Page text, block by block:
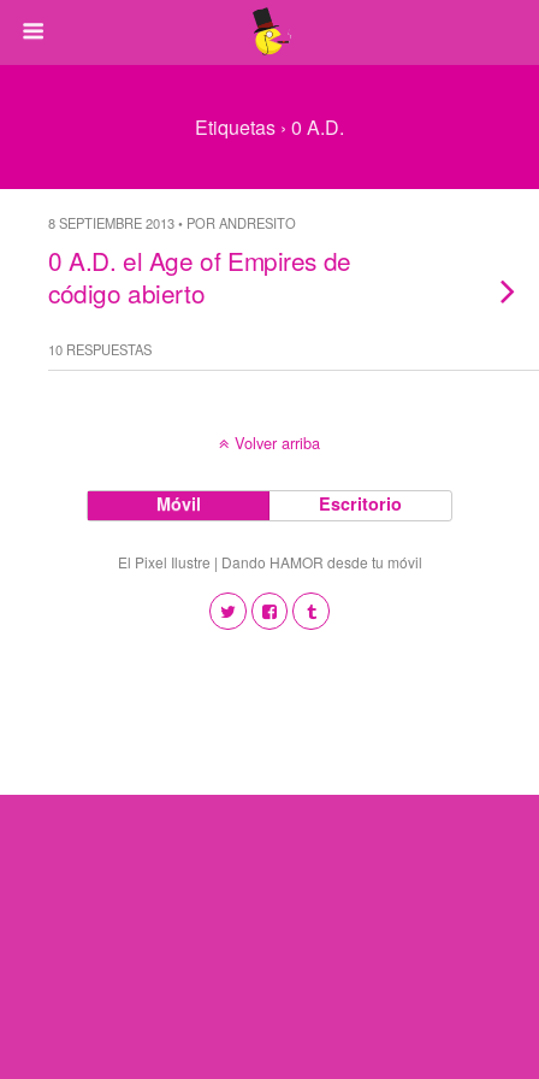
Etiquetas › 0 A.D.
8 SEPTIEMBRE 2013 • POR ANDRESITO
0 A.D. el Age of Empires de
código abierto
10 RESPUESTAS
Volver arriba
Móvil Escritorio
El Pixel Ilustre | Dando HAMOR desde tu móvil